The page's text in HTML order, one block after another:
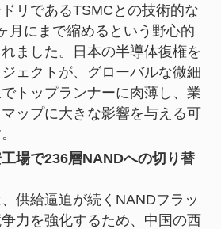
リであるTSMCとの技術的な
月にまで縮めるという野心的
ました。日本の半導体復権を
ェクトが、グローバルな微細
トップランナーに肉薄し、業
ップに大きな影響を与える可
場で236層NANDへの切り替
供給逼迫が続くNANDフラッ
力を強化するため、中国の西